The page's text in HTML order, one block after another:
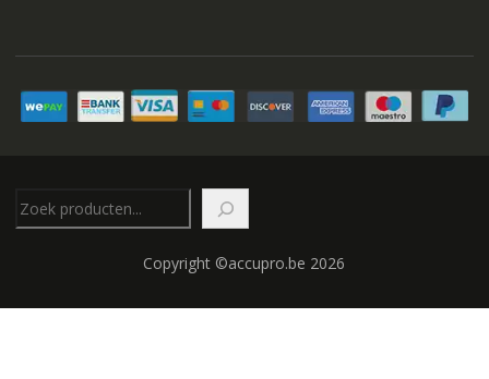
Copyright ©accupro.be 2026